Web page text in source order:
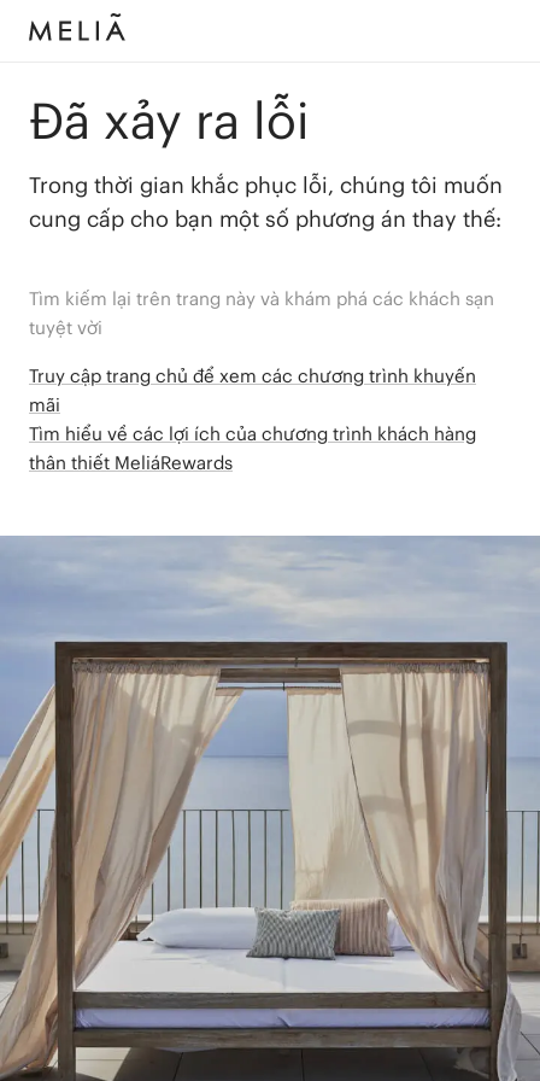
Đã xảy ra lỗi
Trong thời gian khắc phục lỗi, chúng tôi muốn
cung cấp cho bạn một số phương án thay thế:
Tìm kiếm lại trên trang này và khám phá các khách sạn
tuyệt vời
Truy cập trang chủ để xem các chương trình khuyến
mãi
Tìm hiểu về các lợi ích của chương trình khách hàng
thân thiết MeliáRewards